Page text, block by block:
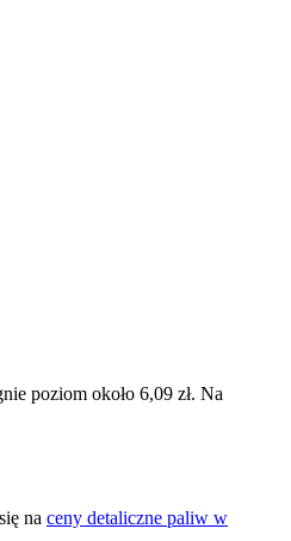
poziom około 6,09 zł. Na
na ceny detaliczne paliw w